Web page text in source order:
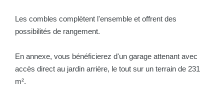
Les combles complètent l'ensemble et offrent des
possibilités de rangement.
En annexe, vous bénéficierez d'un garage attenant avec
accès direct au jardin arrière, le tout sur un terrain de 231
m².